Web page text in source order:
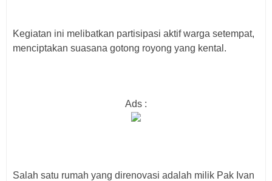
Kegiatan ini melibatkan partisipasi aktif warga setempat,
menciptakan suasana gotong royong yang kental.
Ads :
Salah satu rumah yang direnovasi adalah milik Pak Ivan